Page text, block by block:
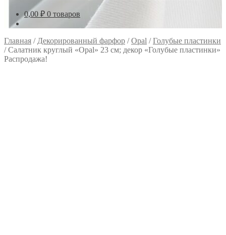
0,00 ₽ 0 товаров
Главная / Декорированный фарфор /Opal /Голубые пластинки
/Салатник круглый «Opal» 23 см; декор «Голубые пластинки»
Распродажа!